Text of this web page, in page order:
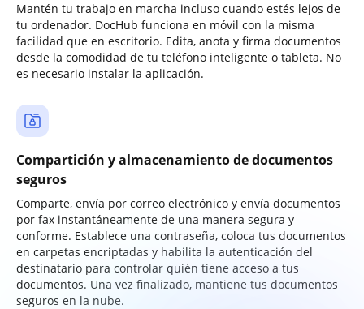
Mantén tu trabajo en marcha incluso cuando estés lejos de
tu ordenador. DocHub funciona en móvil con la misma
facilidad que en escritorio. Edita, anota y firma documentos
desde la comodidad de tu teléfono inteligente o tableta. No
es necesario instalar la aplicación.
Compartición y almacenamiento de documentos
seguros
Comparte, envía por correo electrónico y envía documentos
por fax instantáneamente de una manera segura y
conforme. Establece una contraseña, coloca tus documentos
en carpetas encriptadas y habilita la autenticación del
destinatario para controlar quién tiene acceso a tus
documentos. Una vez finalizado, mantiene tus documentos
seguros en la nube.